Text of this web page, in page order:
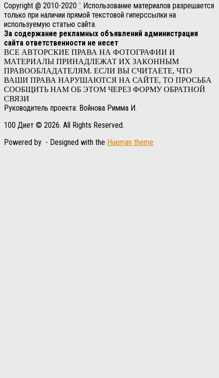
Copyright @ 2010-2020 " Использование материалов разрешается
только при наличии прямой текстовой гиперссылки на
используемую статью сайта.
За содержание рекламных объявлений администрация
сайта ответственности не несет
ВСЕ АВТОРСКИЕ ПРАВА НА ФОТОГРАФИИ И
МАТЕРИАЛЫ ПРИНАДЛЕЖАТ ИХ ЗАКОННЫМ
ПРАВООБЛАДАТЕЛЯМ. ЕСЛИ ВЫ СЧИТАЕТЕ, ЧТО
ВАШИ ПРАВА НАРУШАЮТСЯ НА САЙТЕ, ТО ПРОСЬБА
СООБЩИТЬ НАМ ОБ ЭТОМ ЧЕРЕЗ ФОРМУ ОБРАТНОЙ
СВЯЗИ
Руководитель проекта: Войнова Римма И.
100 Диет © 2026. All Rights Reserved.
Powered by - Designed with the Hueman theme